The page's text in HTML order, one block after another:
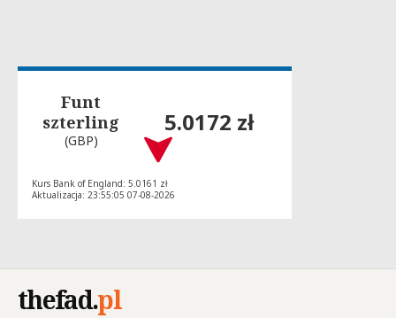
Funt
szterling
(GBP)
5.0172 zł
Kurs Bank of England: 5.0161 zł
Aktualizacja: 23:55:05 07-08-2026
thefad.pl